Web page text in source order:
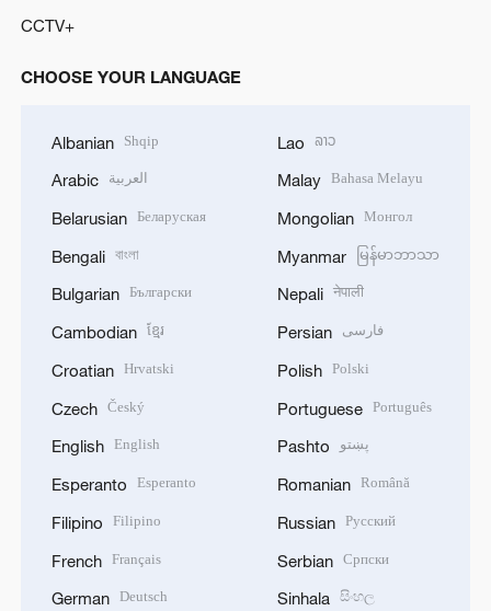
CCTV+
CHOOSE YOUR LANGUAGE
Albanian Shqip
Arabic العربية
Belarusian Беларуская
Bengali বাংলা
Bulgarian Български
Cambodian ខ្មែរ
Croatian Hrvatski
Czech Český
English English
Esperanto Esperanto
Filipino Filipino
French Français
German Deutsch
Lao ລາວ
Malay Bahasa Melayu
Mongolian Монгол
Myanmar မြန်မာဘာသာ
Nepali नेपाली
Persian فارسی
Polish Polski
Portuguese Português
Pashto پښتو
Romanian Română
Russian Русский
Serbian Српски
Sinhala සිංහල